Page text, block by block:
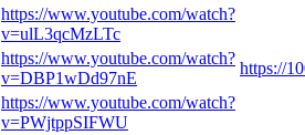
https://www.youtube.com/watch?
v=ulL3qcMzLTc
https://www.youtube.com/watch?
v=DBP1wDd97nE
https://
https://www.youtube.com/watch?
v=PWjtppSIFWU